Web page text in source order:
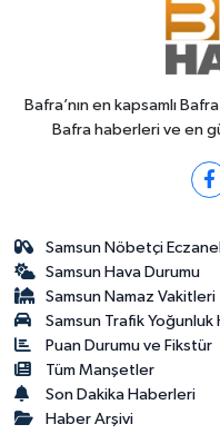
Bafra’nın en kapsamlı
Bafra haberleri ve en
Samsun Nöbetçi
Samsun Hava Durumu
Samsun Namaz Vakitleri
Samsun Trafik Yoğunluk
Puan Durumu ve Fikstür
Tüm Manşetler
Son Dakika Haberleri
Haber Arşivi